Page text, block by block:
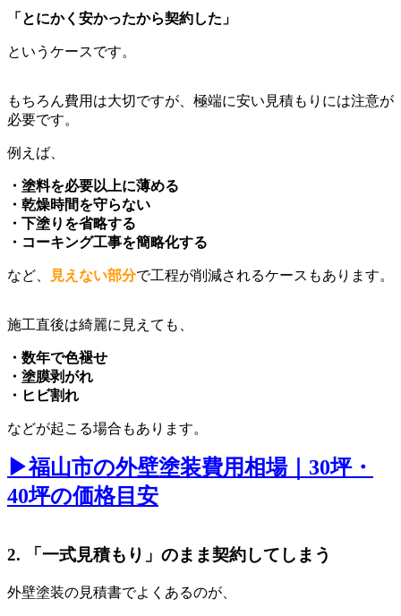
「とにかく安かったから契約した」
というケースです。
もちろん費用は大切ですが、極端に安い見積もりには注意が
必要です。
例えば、
・塗料を必要以上に薄める
・乾燥時間を守らない
・下塗りを省略する
・コーキング工事を簡略化する
など、 見えない部分で工程が削減されるケースもあります。
施工直後は綺麗に見えても、
・数年で色褪せ
・塗膜剥がれ
・ヒビ割れ
などが起こる場合もあります。
▶︎福山市の外壁塗装費用相場｜30坪・
40坪の価格目安
2. 「一式見積もり」のまま契約してしまう
外壁塗装の見積書でよくあるのが、